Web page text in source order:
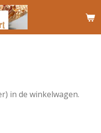
in de winkelwagen.